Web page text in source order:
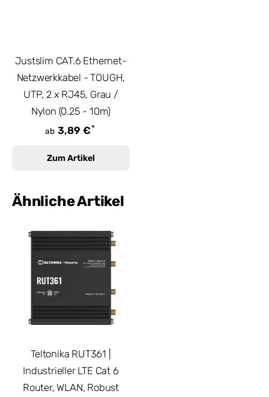
Justslim CAT.6 Ethernet-
Netzwerkkabel - TOUGH,
UTP, 2 x RJ45, Grau /
Nylon (0.25 - 10m)
ab 3,89 €*
Zum Artikel
Ähnliche Artikel
Teltonika RUT361 |
Industrieller LTE Cat 6
Router, WLAN, Robust